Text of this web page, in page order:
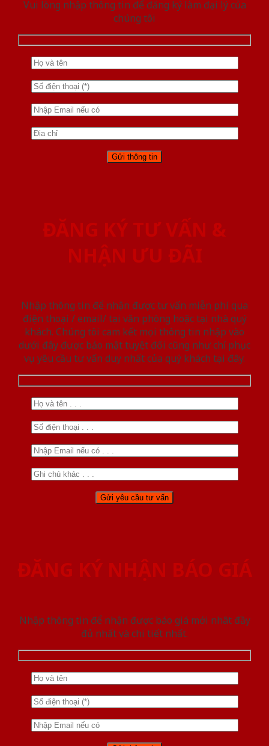
Vui lòng nhập thông tin để đăng ký làm đại lý của
chúng tôi
ĐĂNG KÝ TƯ VẤN &
NHẬN ƯU ĐÃI
Nhập thông tin để nhận được tư vấn miễn phí qua
điện thoại / email/ tại văn phòng hoặc tại nhà quý
khách. Chúng tôi cam kết mọi thông tin nhập vào
dưới đây được bảo mật tuyệt đối cũng như chỉ phục
vụ yêu cầu tư vấn duy nhất của quý khách tại đây.
ĐĂNG KÝ NHẬN BÁO GIÁ
Nhập thông tin để nhận được báo giá mới nhât đầy
đủ nhất và chi tiết nhất.